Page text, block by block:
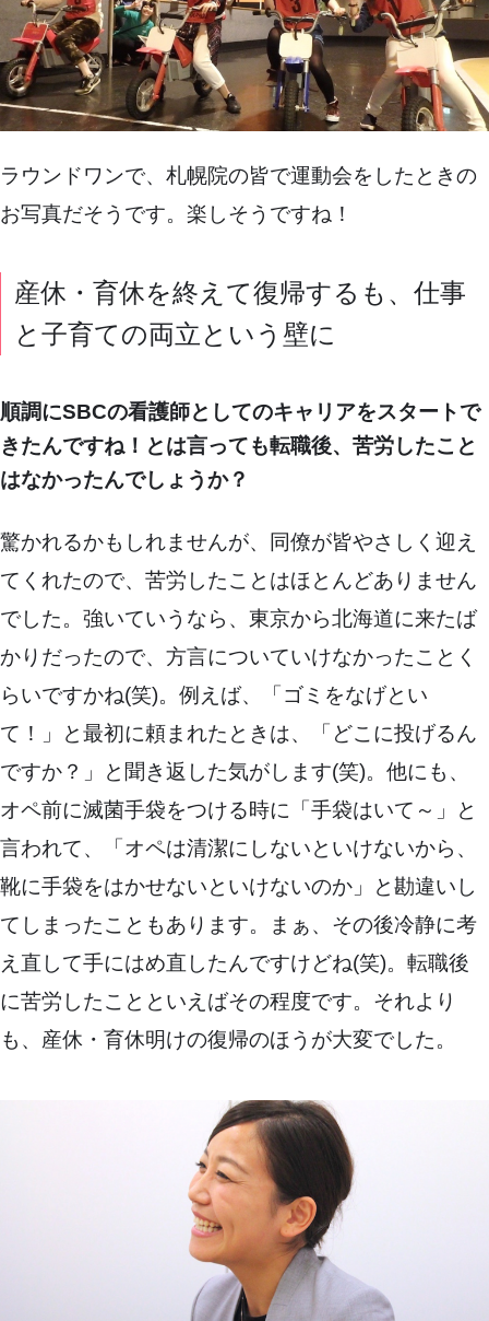
ラウンドワンで、札幌院の皆で運動会をしたときの
お写真だそうです。楽しそうですね！
産休・育休を終えて復帰するも、仕事
と子育ての両立という壁に
順調にSBCの看護師としてのキャリアをスタートで
きたんですね！とは言っても転職後、苦労したこと
はなかったんでしょうか？
驚かれるかもしれませんが、同僚が皆やさしく迎え
てくれたので、苦労したことはほとんどありません
でした。強いていうなら、東京から北海道に来たば
かりだったので、方言についていけなかったことく
らいですかね(笑)。例えば、「ゴミをなげとい
て！」と最初に頼まれたときは、「どこに投げるん
ですか？」と聞き返した気がします(笑)。他にも、
オペ前に滅菌手袋をつける時に「手袋はいて～」と
言われて、「オペは清潔にしないといけないから、
靴に手袋をはかせないといけないのか」と勘違いし
てしまったこともあります。まぁ、その後冷静に考
え直して手にはめ直したんですけどね(笑)。転職後
に苦労したことといえばその程度です。それより
も、産休・育休明けの復帰のほうが大変でした。